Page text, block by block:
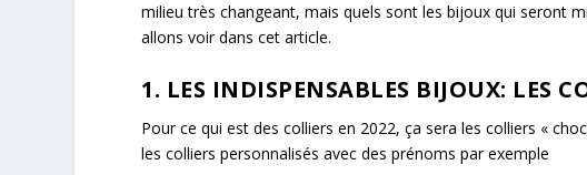
milieu très changeant, mais quels sont les bijoux qui seront
allons voir dans cet article.
1. LES INDISPENSABLES BIJOUX: LES
Pour ce qui est des colliers en 2022, ça sera les colliers «
les colliers personnalisés avec des prénoms par exemple